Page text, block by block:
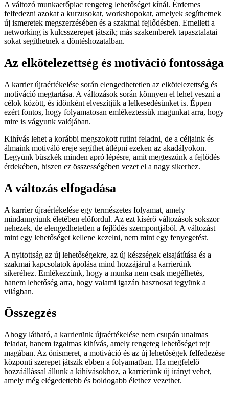
A változó munkaerőpiac rengeteg lehetőséget kínál. Érdemes
felfedezni azokat a kurzusokat, workshopokat, amelyek segíthetnek
új ismeretek megszerzésében és a szakmai fejlődésben. Emellett a
networking is kulcsszerepet játszik; más szakemberek tapasztalatai
sokat segíthetnek a döntéshozatalban.
Az elkötelezettség és motiváció fontossága
A karrier újraértékelése során elengedhetetlen az elkötelezettség és
motiváció megtartása. A változások során könnyen el lehet veszni a
célok között, és időnként elveszítjük a lelkesedésünket is. Éppen
ezért fontos, hogy folyamatosan emlékeztessük magunkat arra, hogy
mire is vágyunk valójában.
Kihívás lehet a korábbi megszokott rutint feladni, de a céljaink és
álmaink motiváló ereje segíthet átlépni ezeken az akadályokon.
Legyünk büszkék minden apró lépésre, amit megteszünk a fejlődés
érdekében, hiszen ez összességében vezet el a nagy sikerhez.
A változás elfogadása
A karrier újraértékelése egy természetes folyamat, amely
mindannyiunk életében előfordul. Az ezt kísérő változások sokszor
nehezek, de elengedhetetlen a fejlődés szempontjából. A változást
mint egy lehetőséget kellene kezelni, nem mint egy fenyegetést.
A nyitottság az új lehetőségekre, az új készségek elsajátítása és a
szakmai kapcsolatok ápolása mind hozzájárul a karrierünk
sikeréhez. Emlékezzünk, hogy a munka nem csak megélhetés,
hanem lehetőség arra, hogy valami igazán hasznosat tegyünk a
világban.
Összegzés
Ahogy látható, a karrierünk újraértékelése nem csupán unalmas
feladat, hanem izgalmas kihívás, amely rengeteg lehetőséget rejt
magában. Az önismeret, a motiváció és az új lehetőségek felfedezése
központi szerepet játszik ebben a folyamatban. Ha megfelelő
hozzáállással állunk a kihívásokhoz, a karrierünk új irányt vehet,
amely még elégedettebb és boldogabb élethez vezethet.